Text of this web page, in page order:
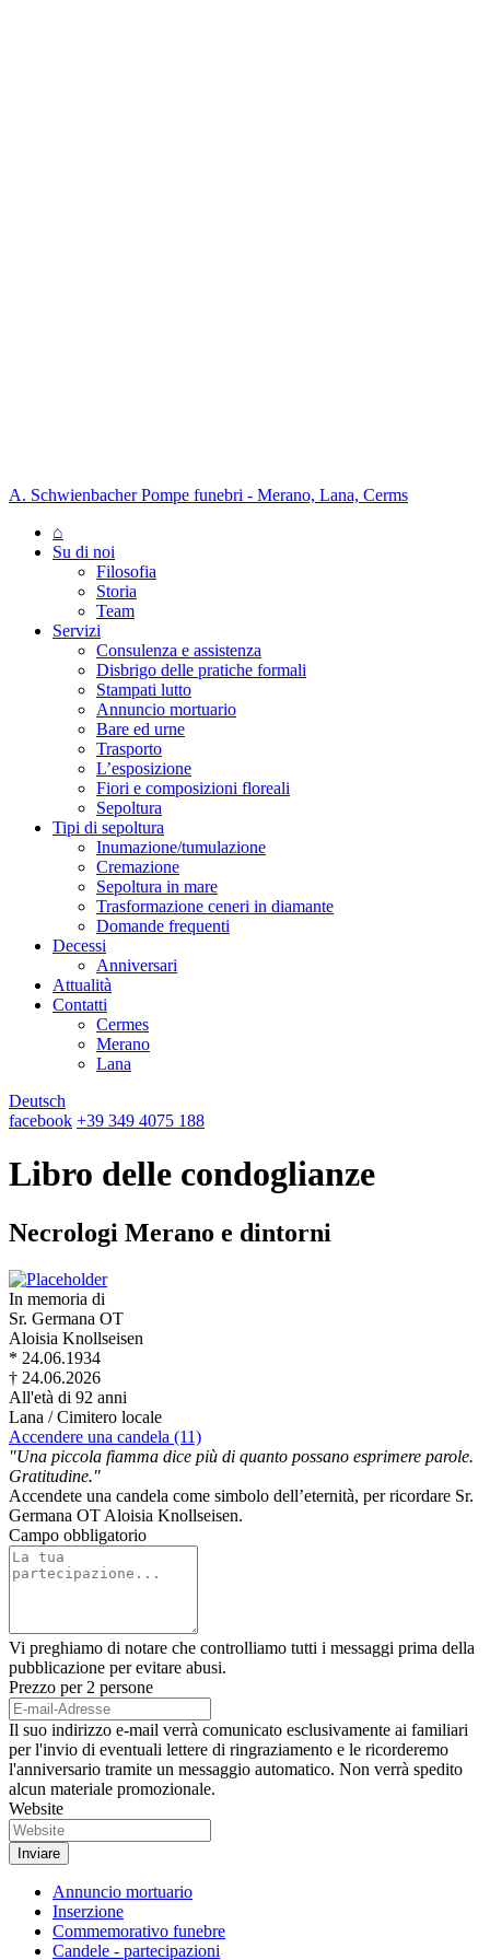
A. Schwienbacher Pompe funebri - Merano, Lana, Cerms
⌂
Su di noi
Filosofia
Storia
Team
Servizi
Consulenza e assistenza
Disbrigo delle pratiche formali
Stampati lutto
Annuncio mortuario
Bare ed urne
Trasporto
L’esposizione
Fiori e composizioni floreali
Sepoltura
Tipi di sepoltura
Inumazione/tumulazione
Cremazione
Sepoltura in mare
Trasformazione ceneri in diamante
Domande frequenti
Decessi
Anniversari
Attualità
Contatti
Cermes
Merano
Lana
Deutsch
facebook +39 349 4075 188
Libro delle condoglianze
Necrologi Merano e dintorni
In memoria di
Sr. Germana OT
Aloisia Knollseisen
* 24.06.1934
† 24.06.2026
All'età di 92 anni
Lana / Cimitero locale
Accendere una candela (11)
"Una piccola fiamma dice più di quanto possano esprimere parole.
Gratitudine."
Accendete una candela come simbolo dell’eternità, per ricordare Sr.
Germana OT Aloisia Knollseisen.
Campo obbligatorio
Vi preghiamo di notare che controlliamo tutti i messaggi prima della
pubblicazione per evitare abusi.
Prezzo per 2 persone
Il suo indirizzo e-mail verrà comunicato esclusivamente ai familiari
per l'invio di eventuali lettere di ringraziamento e le ricorderemo
l'anniversario tramite un messaggio automatico. Non verrà spedito
alcun materiale promozionale.
Website
Annuncio mortuario
Inserzione
Commemorativo funebre
Candele - partecipazioni